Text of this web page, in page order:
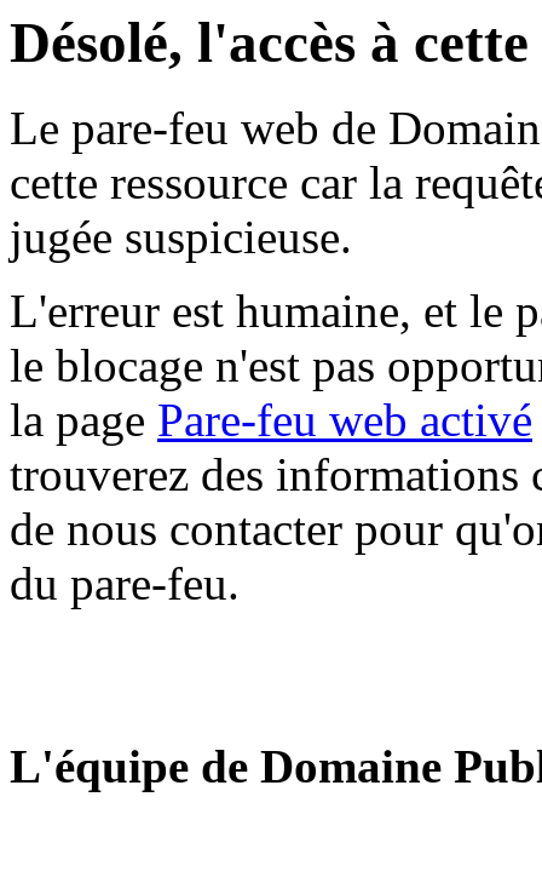
Désolé, l'accès à
Le pare-feu web de
cette ressource car la
jugée suspicieuse.
L'erreur est humaine, et le
le blocage n'est pas
la page Pare-feu web activé
trouverez des informations
de nous contacter pour
du pare-feu.
L'équipe de Domaine